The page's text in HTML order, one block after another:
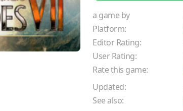
a game by
Platform:
Editor Rating:
User Rating:
Rate this game:
Updated:
See also: